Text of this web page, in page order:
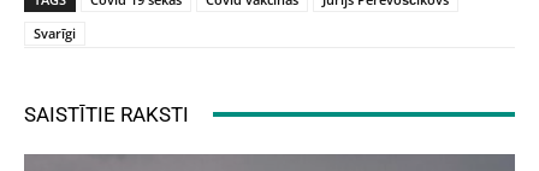
Svarīgi
SAISTĪTIE RAKSTI